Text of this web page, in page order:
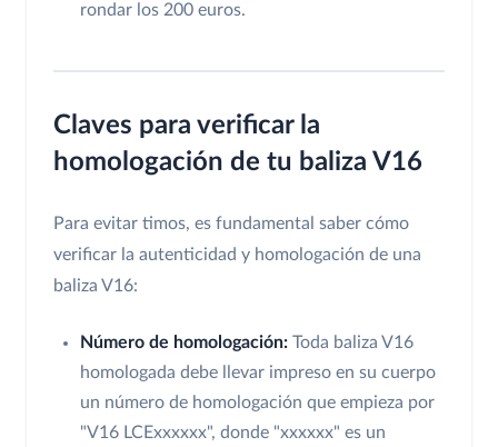
rondar los 200 euros.
Claves para verificar la
homologación de tu baliza V16
Para evitar timos, es fundamental saber cómo
verificar la autenticidad y homologación de una
baliza V16:
Número de homologación: Toda baliza V16
homologada debe llevar impreso en su cuerpo
un número de homologación que empieza por
"V16 LCExxxxxx", donde "xxxxxx" es un